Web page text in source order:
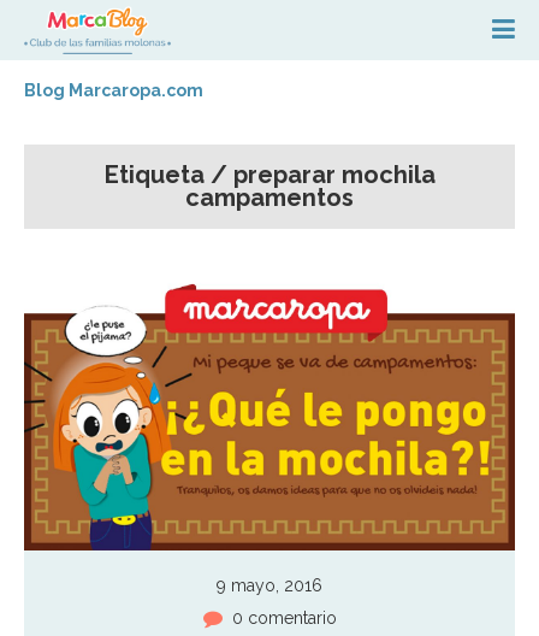
Blog Marcaropa.com
Etiqueta / preparar mochila
campamentos
9 mayo, 2016
0 comentario